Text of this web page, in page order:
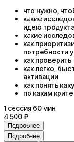
что нужно,
какие
идею продукта
какие
как
потребности
как
как легко,
активации
как понять
по каким
1 сессия 60 мин
4 500 ₽
Подробнее
Подробнее